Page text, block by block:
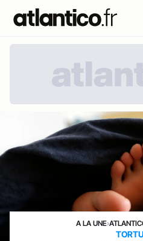
A LA UNE›